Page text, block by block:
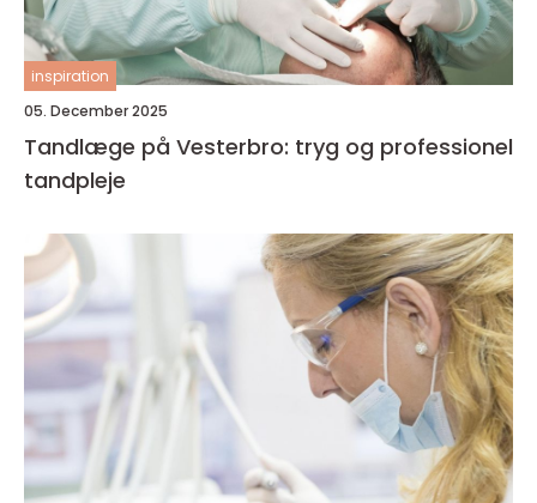
inspiration
05. December 2025
Tandlæge på Vesterbro: tryg og professionel
tandpleje